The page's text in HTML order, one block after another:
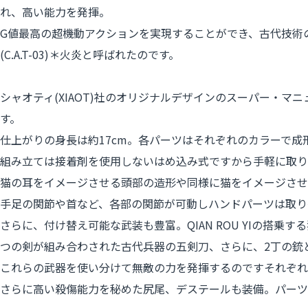
れ、高い能力を発揮。
G値最高の超機動アクションを実現することができ、古代技
(C.A.T-03)＊火炎と呼ばれたのです。
シャオティ(XIAOT)社のオリジナルデザインのスーパー・マ
す。
仕上がりの身長は約17cm。各パーツはそれぞれのカラーで
組み立ては接着剤を使用しないはめ込み式ですから手軽に取
猫の耳をイメージさせる頭部の造形や同様に猫をイメージさ
手足の関節や首など、各部の関節が可動しハンドパーツは取
さらに、付け替え可能な武装も豊富。QIAN ROU YIの搭乗す
つの剣が組み合わされた古代兵器の五剣刀、さらに、2丁の
これらの武器を使い分けて無敵の力を発揮するのですそれぞ
さらに高い殺傷能力を秘めた尻尾、デステールも装備。パー